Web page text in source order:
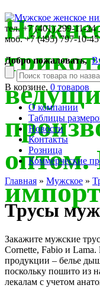
тел. +7 (401) 299-11-24
моб. +7 (495) 797-10-45
Добро пожаловать,
В корзине, 0 товаров
О компании
Таблицы
Новости
Контакты
Розница
Коммерческие
Главная » Мужское »
Трусы
Закажите мужские
Cornette, Fabio и
продукции – белье
поскольку пошито из
лекалам с учетом